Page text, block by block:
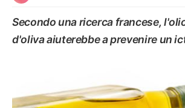
Secondo una ricerca francese,
d'oliva aiuterebbe a prevenire un